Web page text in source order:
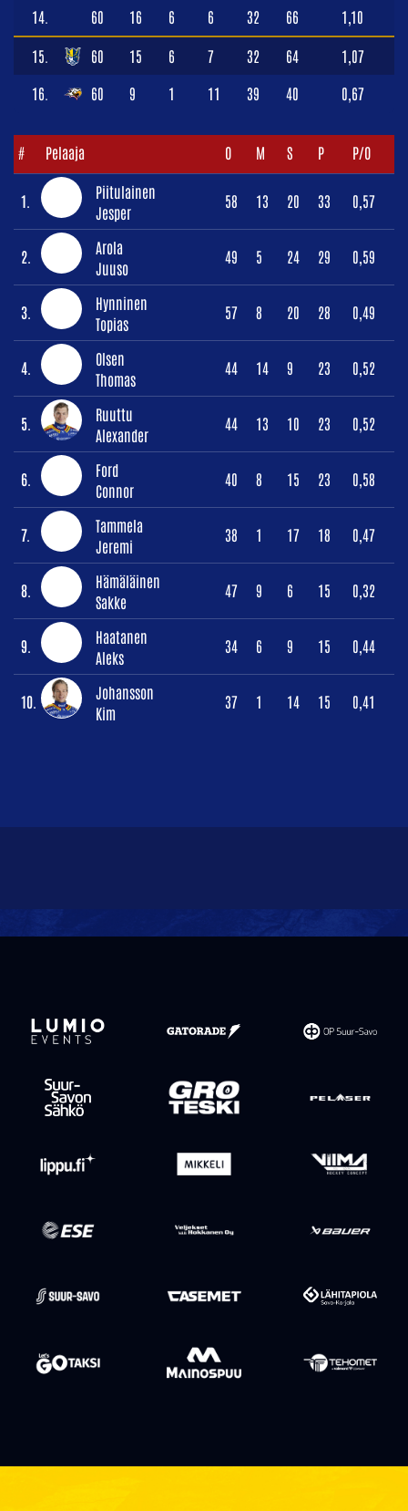
14. 60 16 6 6 32 66 1,10
15. 60 15 6 7 32 64 1,07
16. 60 9 1 11 39 40 0,67
# Pelaaja O M S P P/O
1.
Piitulainen
Jesper
58 13 20 33 0,57
2.
Arola
Juuso
49 5 24 29 0,59
3.
Hynninen
Topias
57 8 20 28 0,49
4.
Olsen
Thomas
44 14 9 23 0,52
5.
Ruuttu
Alexander
44 13 10 23 0,52
6.
Ford
Connor
40 8 15 23 0,58
7.
Tammela
Jeremi
38 1 17 18 0,47
8.
Hämäläinen
Sakke
47 9 6 15 0,32
9.
Haatanen
Aleks
34 6 9 15 0,44
10.
Johansson
Kim
37 1 14 15 0,41